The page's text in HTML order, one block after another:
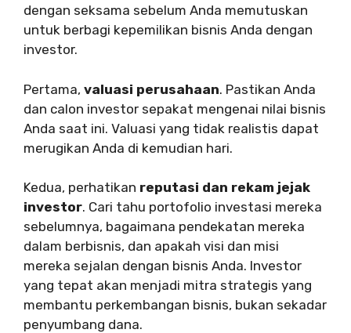
dengan seksama sebelum Anda memutuskan
untuk berbagi kepemilikan bisnis Anda dengan
investor.
Pertama, valuasi perusahaan. Pastikan Anda
dan calon investor sepakat mengenai nilai bisnis
Anda saat ini. Valuasi yang tidak realistis dapat
merugikan Anda di kemudian hari.
Kedua, perhatikan reputasi dan rekam jejak
investor. Cari tahu portofolio investasi mereka
sebelumnya, bagaimana pendekatan mereka
dalam berbisnis, dan apakah visi dan misi
mereka sejalan dengan bisnis Anda. Investor
yang tepat akan menjadi mitra strategis yang
membantu perkembangan bisnis, bukan sekadar
penyumbang dana.